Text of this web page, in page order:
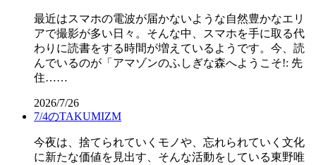
最近はスマホの電波が届かないような自然豊かなエリ
アで撮影が多い日々。そんな中、スマホを手に取る代
わりに読書をする時間が増えているようです。今、読
んでいるのが「アマゾンのふしぎな森へようこそ!: 先
住……
2026/7/26
7/4のTAKUMIZM
今夜は、捨てられていくモノや、忘れられていく文化
に新たな価値を見出す、そんな活動をしている東野唯